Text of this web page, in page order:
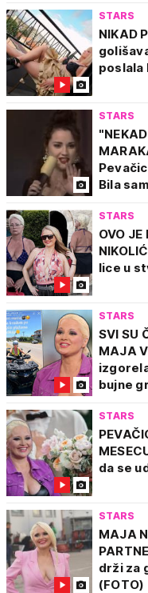
STARS
NIKAD
poslala
STARS
Bila
STARS
OVO
lice u
STARS
SVI SU
MAJA
bujne
STARS
da se
STARS
MAJA
drži za
(FOTO)